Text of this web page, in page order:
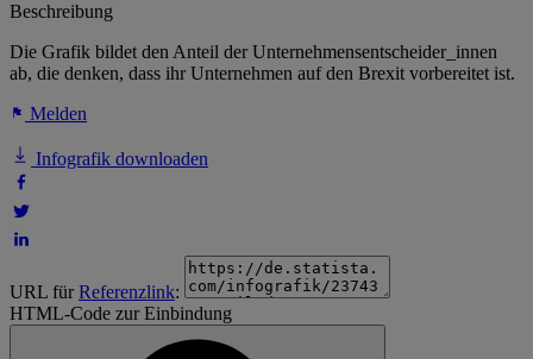
Beschreibung
Die Grafik bildet den Anteil der Unternehmensentscheider_innen
ab, die denken, dass ihr Unternehmen auf den Brexit vorbereitet ist.
Melden
Infografik downloaden
URL fürReferenzlink:
HTML-Code zur Einbindung